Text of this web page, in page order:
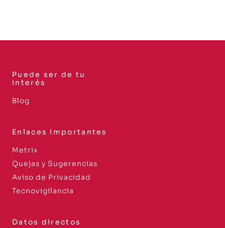
Puede ser de tu
interés
Blog
Enlaces importantes
Metrix
Quejas y Sugerencias
Aviso de Privacidad
Tecnovigilancia
Datos directos